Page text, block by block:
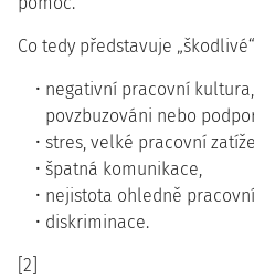
Co tedy představuje
negativní pracovní
povzbuzováni nebo
stres, velké pracovní
špatná komunikace,
nejistota ohledně
diskriminace.
[2]